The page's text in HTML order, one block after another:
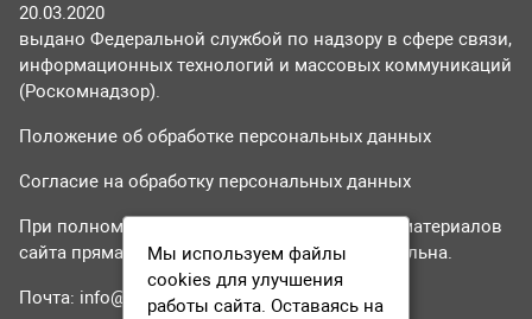
20.03.2020
выдано Федеральной службой по надзору в сфере связи,
информационных технологий и массовых коммуникаций
(Роскомнадзор).
Положение об обработке персональных данных
Согласие на обработку персональных данных
При полном или частичном использовании материалов
сайта прямая гиперссылка на tvr24.tv обязательна.
Почта: info@tvr24.tv
Мы используем файлы
cookies для улучшения
работы сайта. Оставаясь на